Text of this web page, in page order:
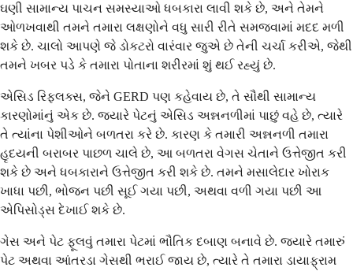
ઘણી સામાન્ય પાચન સમસ્યાઓ ધબકારા લાવી શકે છે, અને તેમને
ઓળખવાથી તમને તમારા લક્ષણોને વધુ સારી રીતે સમજવામાં મદદ મળી
શકે છે. ચાલો આપણે જે ડોકટરો વારંવાર જુએ છે તેની ચર્ચા કરીએ, જેથી
તમને ખબર પડે કે તમારા પોતાના શરીરમાં શું થઈ રહ્યું છે.
એસિડ રિફ્લક્સ, જેને GERD પણ કહેવાય છે, તે સૌથી સામાન્ય
કારણોમાંનું એક છે. જ્યારે પેટનું એસિડ અન્નનળીમાં પાછું વહે છે, ત્યારે
તે ત્યાંના પેશીઓને બળતરા કરે છે. કારણ કે તમારી અન્નનળી તમારા
હૃદયની બરાબર પાછળ ચાલે છે, આ બળતરા વેગસ ચેતાને ઉત્તેજીત કરી
શકે છે અને ધબકારાને ઉત્તેજીત કરી શકે છે. તમને મસાલેદાર ખોરાક
ખાધા પછી, ભોજન પછી સૂઈ ગયા પછી, અથવા વળી ગયા પછી આ
એપિસોડ્સ દેખાઈ શકે છે.
ગેસ અને પેટ ફૂલવું તમારા પેટમાં ભૌતિક દબાણ બનાવે છે. જ્યારે તમારું
પેટ અથવા આંતરડા ગેસથી ભરાઈ જાય છે, ત્યારે તે તમારા ડાયાફ્રામ